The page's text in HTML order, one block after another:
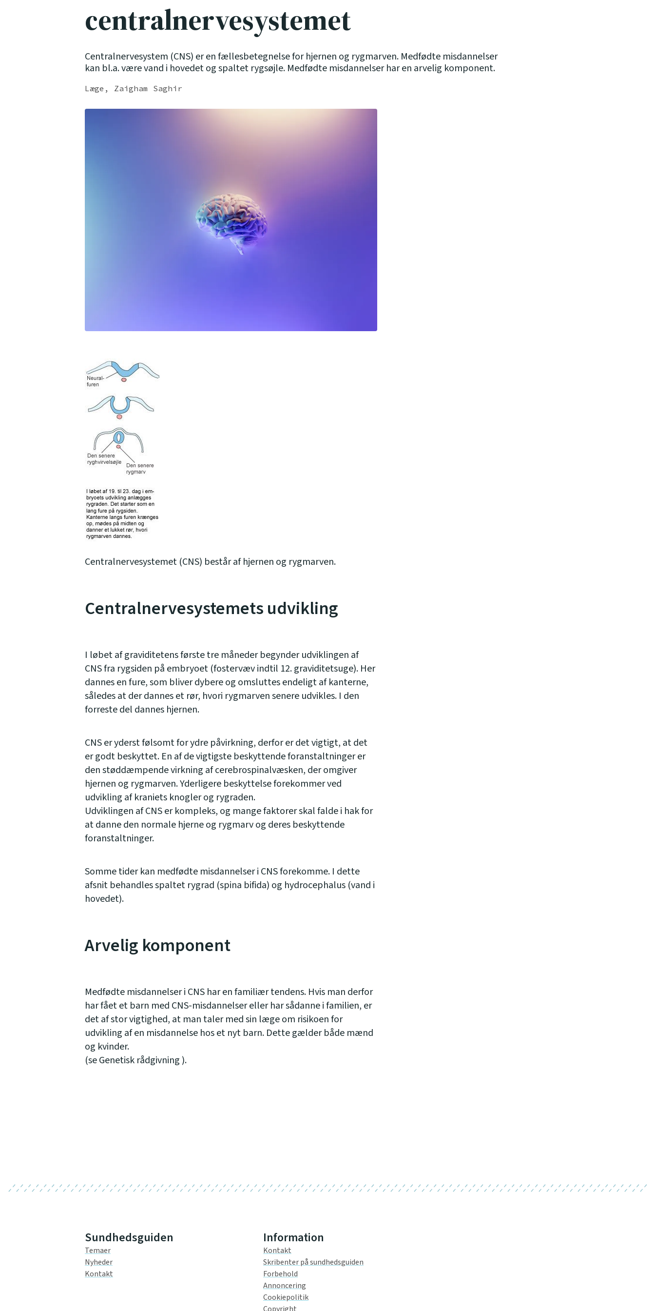
centralnervesystemet
Centralnervesystem (CNS) er en fællesbetegnelse for hjernen og rygmarven. Medfødte misdannelser
kan bl.a. være vand i hovedet og spaltet rygsøjle. Medfødte misdannelser har en arvelig komponent.
Læge, Zaigham Saghir
Centralnervesystemet (CNS) består af hjernen og rygmarven.
Centralnervesystemets udvikling
I løbet af graviditetens første tre måneder begynder udviklingen af
CNS fra rygsiden på embryoet (fostervæv indtil 12. graviditetsuge). Her
dannes en fure, som bliver dybere og omsluttes endeligt af kanterne,
således at der dannes et rør, hvori rygmarven senere udvikles. I den
forreste del dannes hjernen.
CNS er yderst følsomt for ydre påvirkning, derfor er det vigtigt, at det
er godt beskyttet. En af de vigtigste beskyttende foranstaltninger er
den støddæmpende virkning af cerebrospinalvæsken, der omgiver
hjernen og rygmarven. Yderligere beskyttelse forekommer ved
udvikling af kraniets knogler og rygraden.
Udviklingen af CNS er kompleks, og mange faktorer skal falde i hak for
at danne den normale hjerne og rygmarv og deres beskyttende
foranstaltninger.
Somme tider kan medfødte misdannelser i CNS forekomme. I dette
afsnit behandles spaltet rygrad (spina bifida) og hydrocephalus (vand i
hovedet).
Arvelig komponent
Medfødte misdannelser i CNS har en familiær tendens. Hvis man derfor
har fået et barn med CNS-misdannelser eller har sådanne i familien, er
det af stor vigtighed, at man taler med sin læge om risikoen for
udvikling af en misdannelse hos et nyt barn. Dette gælder både mænd
og kvinder.
(se Genetisk rådgivning ).
Sundhedsguiden
Temaer
Nyheder
Kontakt
Information
Kontakt
Skribenter på sundhedsguiden
Forbehold
Annoncering
Cookiepolitik